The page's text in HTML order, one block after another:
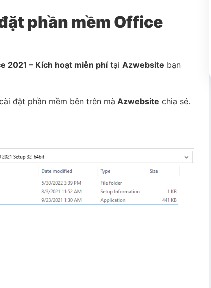
phần mềm Office
2021 – Kích hoạt miễn phítại Azwebsite bạn
đặt phần mềm bên trên mà Azwebsite chia sẻ.